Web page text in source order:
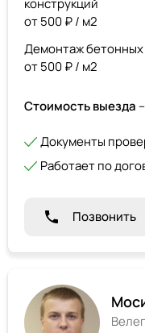
конструкций
от 500 ₽ / м2
Демонтаж
от 500 ₽ / м2
Стоимость выезда
Документы
Работает по
Позвонить